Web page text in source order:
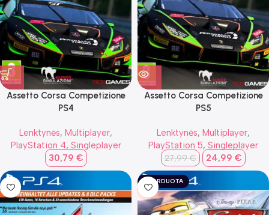
Assetto Corsa Competizione
PS4
Lenktynės, Multiplayer,
PlayStation 4, Singleplayer
30,79 €
Assetto Corsa Competizione
PS5
Lenktynės, Multiplayer,
PlayStation 5, Singleplayer
27,99€ 24,99 €
IŠPARDUOTA